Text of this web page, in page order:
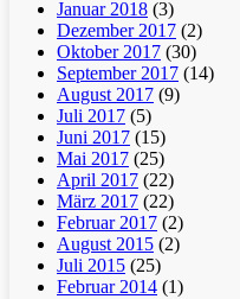
Januar 2018 (3)
Dezember 2017 (2)
Oktober 2017 (30)
September 2017 (14)
August 2017 (9)
Juli 2017 (5)
Juni 2017 (15)
Mai 2017 (25)
April 2017 (22)
März 2017 (22)
Februar 2017 (2)
August 2015 (2)
Juli 2015 (25)
Februar 2014 (1)